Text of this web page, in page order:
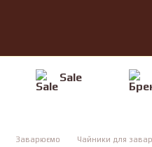
Sale
Заварюємо
Чайники для